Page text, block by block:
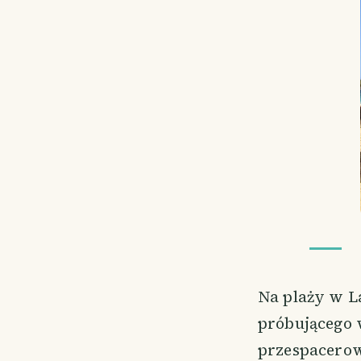
Na plaży w
próbującego